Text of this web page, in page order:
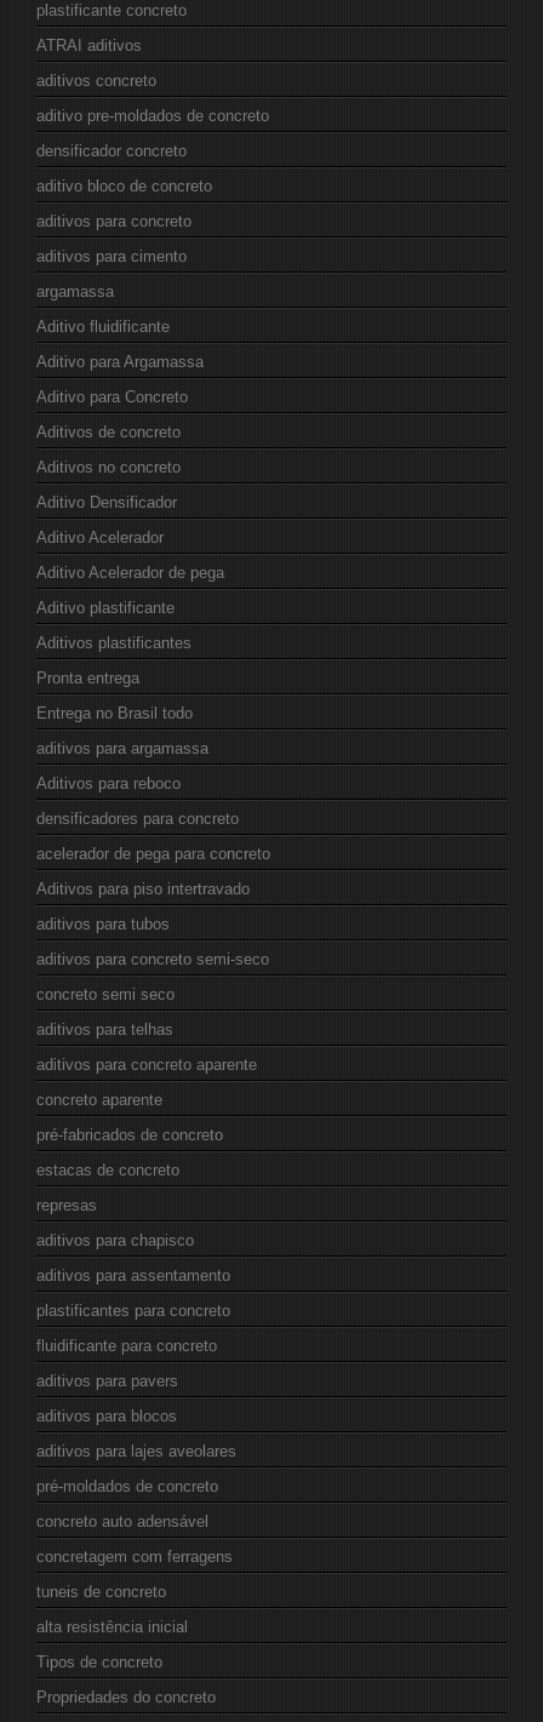
plastificante concreto
ATRAI aditivos
aditivos concreto
aditivo pre-moldados de concreto
densificador concreto
aditivo bloco de concreto
aditivos para concreto
aditivos para cimento
argamassa
Aditivo fluidificante
Aditivo para Argamassa
Aditivo para Concreto
Aditivos de concreto
Aditivos no concreto
Aditivo Densificador
Aditivo Acelerador
Aditivo Acelerador de pega
Aditivo plastificante
Aditivos plastificantes
Pronta entrega
Entrega no Brasil todo
aditivos para argamassa
Aditivos para reboco
densificadores para concreto
acelerador de pega para concreto
Aditivos para piso intertravado
aditivos para tubos
aditivos para concreto semi-seco
concreto semi seco
aditivos para telhas
aditivos para concreto aparente
concreto aparente
pré-fabricados de concreto
estacas de concreto
represas
aditivos para chapisco
aditivos para assentamento
plastificantes para concreto
fluidificante para concreto
aditivos para pavers
aditivos para blocos
aditivos para lajes aveolares
pré-moldados de concreto
concreto auto adensável
concretagem com ferragens
tuneis de concreto
alta resistência inicial
Tipos de concreto
Propriedades do concreto